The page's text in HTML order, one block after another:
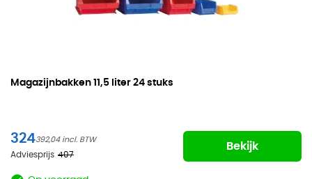
Magazijnbakken 11,5 liter 24 stuks
324392,04
Adviesprijs 407
Bekijk